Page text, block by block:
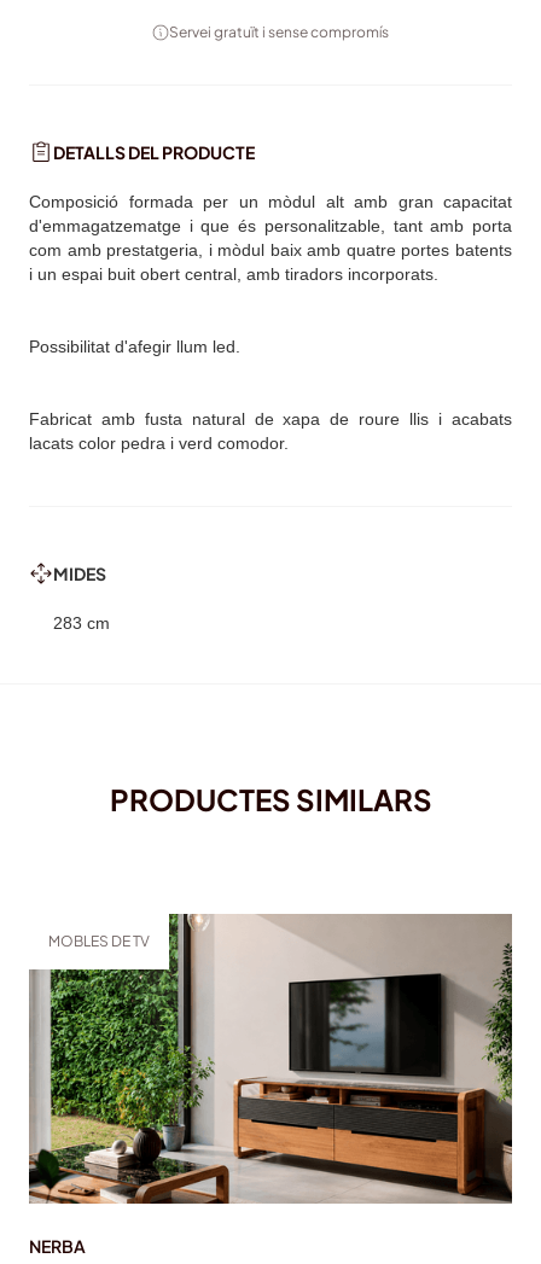
Servei gratuït i sense compromís
DETALLS DEL PRODUCTE
Composició formada per un mòdul alt amb gran capacitat
d'emmagatzematge i que és personalitzable, tant amb porta
com amb prestatgeria, i mòdul baix amb quatre portes batents
i un espai buit obert central, amb tiradors incorporats.
Possibilitat d'afegir llum led.
Fabricat amb fusta natural de xapa de roure llis i acabats
lacats color pedra i verd comodor.
MIDES
283 cm
PRODUCTES SIMILARS
NERBA
MOBLES DE TV